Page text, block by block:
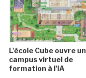
L'école Cube ouvre un
campus virtuel de
formation à l'IA